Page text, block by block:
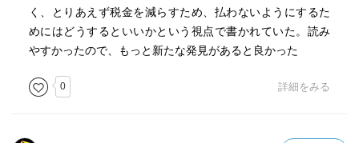
く、とりあえず税金を減らすため、払わないようにするた
めにはどうするといいかという視点で書かれていた。読み
やすかったので、もっと新たな発見があると良かった
0 詳細をみる